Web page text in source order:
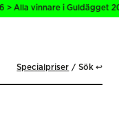
Alla vinnare i Guldägget
Specialpriser Sök ↩